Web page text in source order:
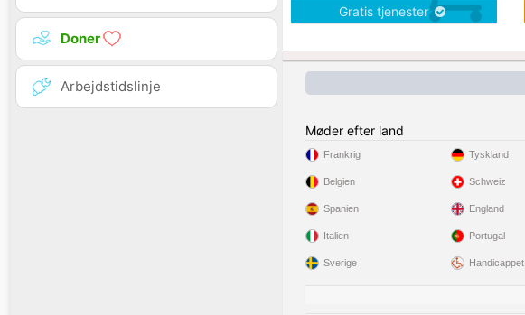
Doner
Arbejdstidslinje
Gratis tjenester
Møder efter land
Frankrig
Belgien
Spanien
Italien
Sverige
Tyskland
Schweiz
England
Portugal
Handicappet